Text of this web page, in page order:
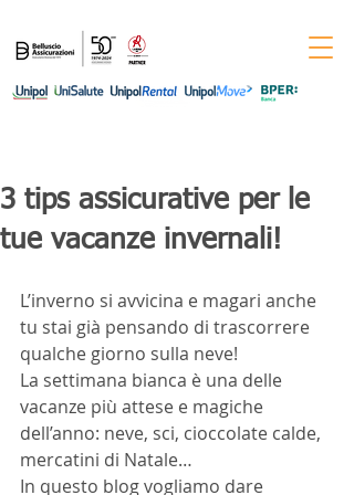
3 tips assicurative per le
tue vacanze invernali!
L’inverno si avvicina e magari anche
tu stai già pensando di trascorrere
qualche giorno sulla neve!
La settimana bianca è una delle
vacanze più attese e magiche
dell’anno: neve, sci, cioccolate calde,
mercatini di Natale…
In questo blog vogliamo dare